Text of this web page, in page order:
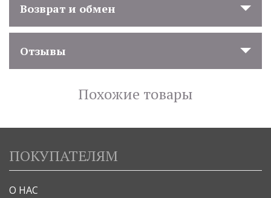
Возврат и обмен
Отзывы
Похожие товары
ПОКУПАТЕЛЯМ
О НАС